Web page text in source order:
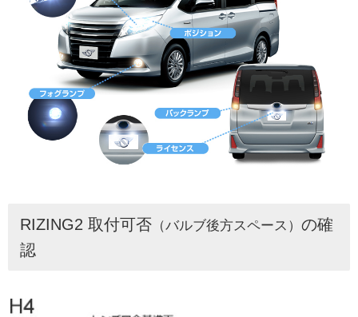
RIZING2 取付可否 （バルブ後方スペース） の確
認